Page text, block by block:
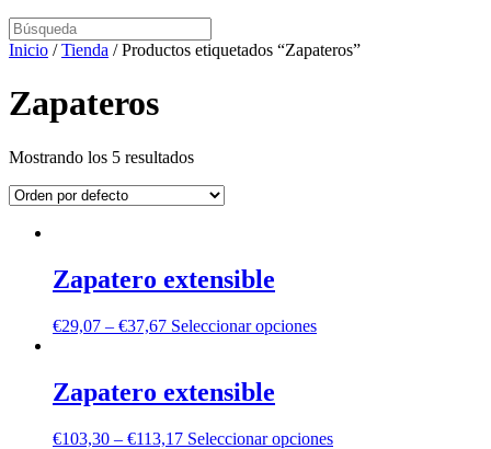
Inicio /Tienda / Productos etiquetados “Zapateros”
Zapateros
Mostrando los 5 resultados
Zapatero extensible
€29,07 – €37,67 Seleccionar opciones
Zapatero extensible
€103,30 – €113,17 Seleccionar opciones